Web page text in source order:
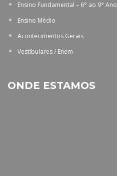
Ensino Fundamental – 6° ao 9° Ano
Ensino Médio
Acontecimentos Gerais
Vestibulares / Enem
ONDE ESTAMOS